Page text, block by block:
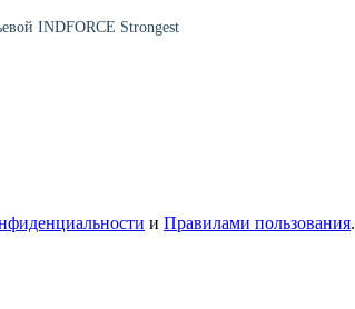
INDFORCE Strongest
и Правилами пользования.